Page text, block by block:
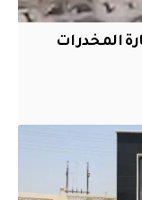
المخدرات